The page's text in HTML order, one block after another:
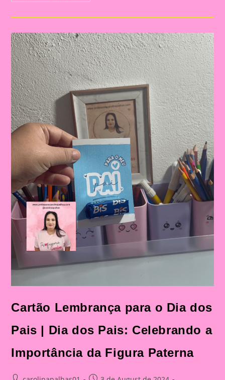
Dia
Dia
Dos
Pais:
Celebração
E
Aprendizado
Na
Educação
Infantil
E
Fundamental
Cartão Lembrança para o Dia dos
Pais | Dia dos Pais: Celebrando a
Importância da Figura Paterna